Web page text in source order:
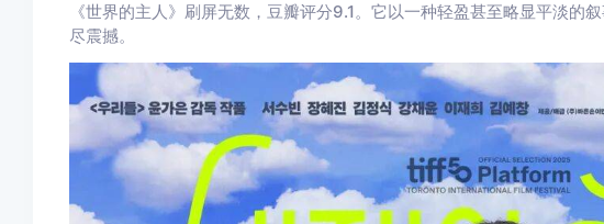
《世界的主人》刷屏无数，豆瓣评分9.1。它以一种轻盈甚至略显平淡的
尽震撼。